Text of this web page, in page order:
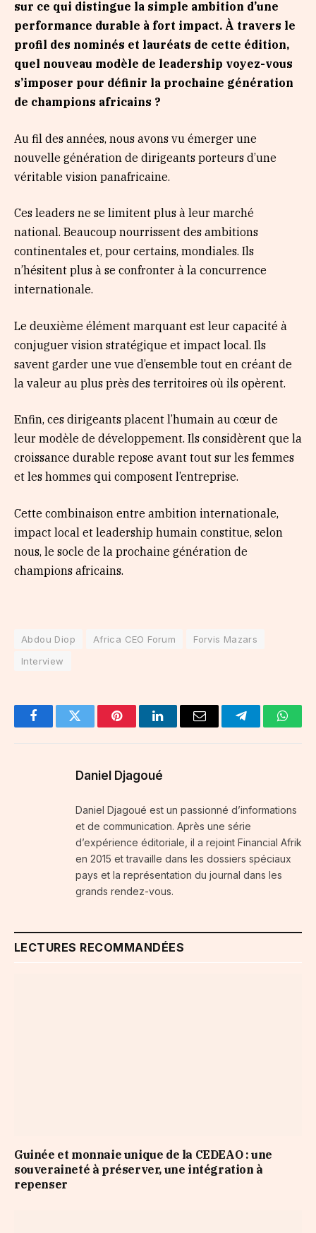
sur ce qui distingue la simple ambition d’une
performance durable à fort impact. À travers le
profil des nominés et lauréats de cette édition,
quel nouveau modèle de leadership voyez-vous
s’imposer pour définir la prochaine génération
de champions africains ?
Au fil des années, nous avons vu émerger une
nouvelle génération de dirigeants porteurs d’une
véritable vision panafricaine.
Ces leaders ne se limitent plus à leur marché
national. Beaucoup nourrissent des ambitions
continentales et, pour certains, mondiales. Ils
n’hésitent plus à se confronter à la concurrence
internationale.
Le deuxième élément marquant est leur capacité à
conjuguer vision stratégique et impact local. Ils
savent garder une vue d’ensemble tout en créant de
la valeur au plus près des territoires où ils opèrent.
Enfin, ces dirigeants placent l’humain au cœur de
leur modèle de développement. Ils considèrent que la
croissance durable repose avant tout sur les femmes
et les hommes qui composent l’entreprise.
Cette combinaison entre ambition internationale,
impact local et leadership humain constitue, selon
nous, le socle de la prochaine génération de
champions africains.
Abdou Diop Africa CEO Forum
Forvis Mazars
Interview
FacebookTwitter PinterestLinkedInEmail Telegram
Daniel Djagoué
Daniel Djagoué est un passionné d’informations
et de communication. Après une série
d’expérience éditoriale, il a rejoint Financial Afrik
en 2015 et travaille dans les dossiers spéciaux
pays et la représentation du journal dans les
grands rendez-vous.
LECTURES RECOMMANDÉES
Guinée et monnaie unique de la CEDEAO : une
souveraineté à préserver, une intégration à
repenser